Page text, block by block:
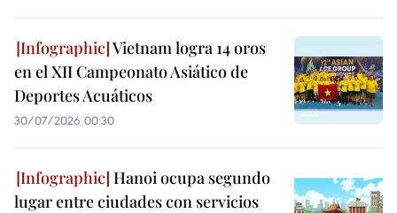
Vietnam logra 14 oros
en el XII Campeonato Asiático de
Deportes Acuáticos
30/07/2026 00:30
Hanoi ocupa segundo
lugar entre ciudades con servicios